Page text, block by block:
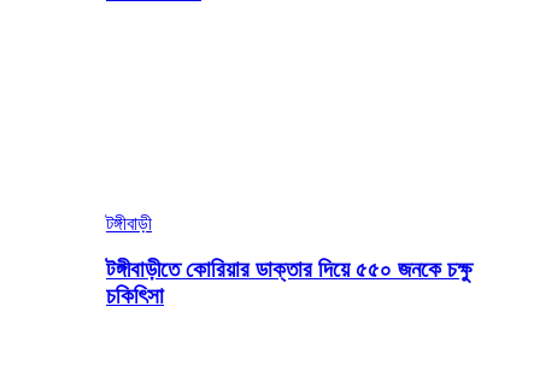
টঙ্গীবাড়ী
টঙ্গীবাড়ীতে কোরিয়ার ডাক্তার দিয়ে ৫৫০ জনকে চক্ষু
চকিৎিসা